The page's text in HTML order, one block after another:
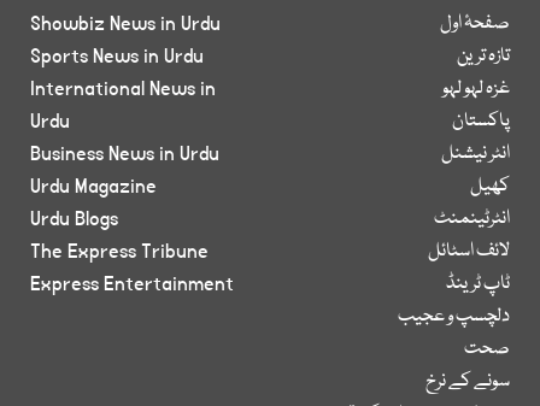
صفحۂ اول
تازہ ترین
غزہ لہو لہو
پاکستان
انٹر نیشنل
کھیل
انٹرٹینمنٹ
لائف اسٹائل
ٹاپ ٹرینڈ
دلچسپ و عجیب
صحت
سونے کے نرخ
Showbiz News in Urdu
Sports News in Urdu
International News in
Urdu
Business News in Urdu
Urdu Magazine
Urdu Blogs
The Express Tribune
Express Entertainment